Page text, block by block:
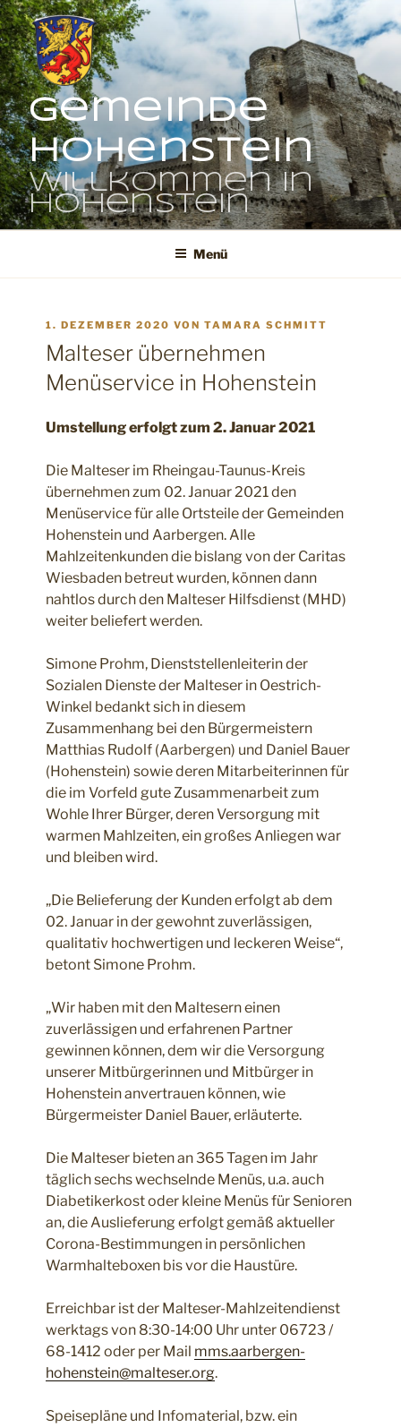
Zum
Inhalt
springen
Gemeinde
Hohenstein
Willkommen in
Hohenstein
Menü
VERÖFFENTLICHT
AM
1. DEZEMBER 2020 VONTAMARA SCHMITT
Malteser übernehmen
Menüservice in Hohenstein
Umstellung erfolgt zum 2. Januar 2021
Die Malteser im Rheingau-Taunus-Kreis
übernehmen zum 02. Januar 2021 den
Menüservice für alle Ortsteile der Gemeinden
Hohenstein und Aarbergen. Alle
Mahlzeitenkunden die bislang von der Caritas
Wiesbaden betreut wurden, können dann
nahtlos durch den Malteser Hilfsdienst (MHD)
weiter beliefert werden.
Simone Prohm, Dienststellenleiterin der
Sozialen Dienste der Malteser in Oestrich-
Winkel bedankt sich in diesem
Zusammenhang bei den Bürgermeistern
Matthias Rudolf (Aarbergen) und Daniel Bauer
(Hohenstein) sowie deren Mitarbeiterinnen für
die im Vorfeld gute Zusammenarbeit zum
Wohle Ihrer Bürger, deren Versorgung mit
warmen Mahlzeiten, ein großes Anliegen war
und bleiben wird.
„Die Belieferung der Kunden erfolgt ab dem
02. Januar in der gewohnt zuverlässigen,
qualitativ hochwertigen und leckeren Weise“,
betont Simone Prohm.
„Wir haben mit den Maltesern einen
zuverlässigen und erfahrenen Partner
gewinnen können, dem wir die Versorgung
unserer Mitbürgerinnen und Mitbürger in
Hohenstein anvertrauen können, wie
Bürgermeister Daniel Bauer, erläuterte.
Die Malteser bieten an 365 Tagen im Jahr
täglich sechs wechselnde Menüs, u.a. auch
Diabetikerkost oder kleine Menüs für Senioren
an, die Auslieferung erfolgt gemäß aktueller
Corona-Bestimmungen in persönlichen
Warmhalteboxen bis vor die Haustüre.
Erreichbar ist der Malteser-Mahlzeitendienst
werktags von 8:30-14:00 Uhr unter 06723 /
68-1412 oder per Mail mms.aarbergen-
hohenstein@malteser.org.
Speisepläne und Infomaterial, bzw. ein